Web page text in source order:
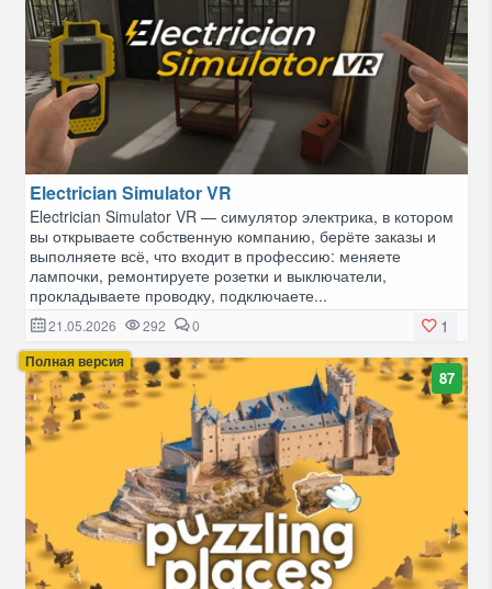
Electrician Simulator VR
Electrician Simulator VR — симулятор электрика, в котором
вы открываете собственную компанию, берёте заказы и
выполняете всё, что входит в профессию: меняете
лампочки, ремонтируете розетки и выключатели,
прокладываете проводку, подключаете...
1
21.05.2026 292 0
Полная версия
87